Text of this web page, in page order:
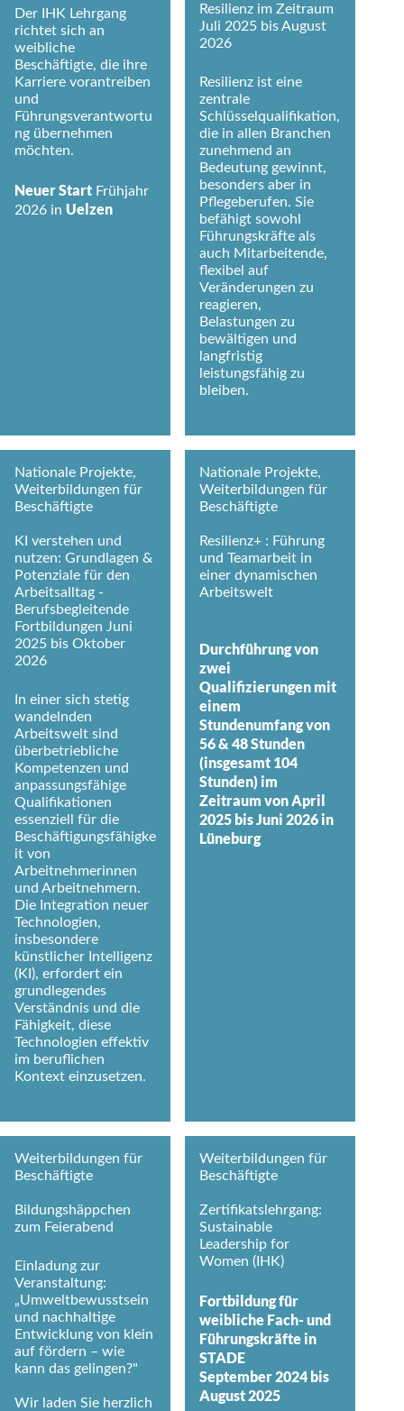
Der IHK Lehrgang
richtet sich an
weibliche
Beschäftigte, die ihre
Karriere vorantreiben
und
Führungsverantwortu
ng übernehmen
möchten.
Neuer Start Frühjahr
2026 in Uelzen
Resilienz im Zeitraum
Juli 2025 bis August
2026
Resilienz ist eine
zentrale
Schlüsselqualifikation,
die in allen Branchen
zunehmend an
Bedeutung gewinnt,
besonders aber in
Pflegeberufen. Sie
befähigt sowohl
Führungskräfte als
auch Mitarbeitende,
flexibel auf
Veränderungen zu
reagieren,
Belastungen zu
bewältigen und
langfristig
leistungsfähig zu
bleiben.
Nationale Projekte,
Weiterbildungen für
Beschäftigte
KI verstehen und
nutzen: Grundlagen &
Potenziale für den
Arbeitsalltag -
Berufsbegleitende
Fortbildungen Juni
2025 bis Oktober
2026
In einer sich stetig
wandelnden
Arbeitswelt sind
überbetriebliche
Kompetenzen und
anpassungsfähige
Qualifikationen
essenziell für die
Beschäftigungsfähigke
it von
Arbeitnehmerinnen
und Arbeitnehmern.
Die Integration neuer
Technologien,
insbesondere
künstlicher Intelligenz
(KI), erfordert ein
grundlegendes
Verständnis und die
Fähigkeit, diese
Technologien effektiv
im beruflichen
Kontext einzusetzen.
Nationale Projekte,
Weiterbildungen für
Beschäftigte
Resilienz+ : Führung
und Teamarbeit in
einer dynamischen
Arbeitswelt
Durchführung von
zwei
Qualifizierungen mit
einem
Stundenumfang von
56 & 48 Stunden
(insgesamt 104
Stunden) im
Zeitraum von April
2025 bis Juni 2026 in
Lüneburg
Weiterbildungen für
Beschäftigte
Bildungshäppchen
zum Feierabend
Einladung zur
Veranstaltung:
„Umweltbewusstsein
und nachhaltige
Entwicklung von klein
auf fördern – wie
kann das gelingen?"
Wir laden Sie herzlich
Weiterbildungen für
Beschäftigte
Zertifikatslehrgang:
Sustainable
Leadership for
Women (IHK)
Fortbildung für
weibliche Fach- und
Führungskräfte in
STADE
September 2024 bis
August 2025